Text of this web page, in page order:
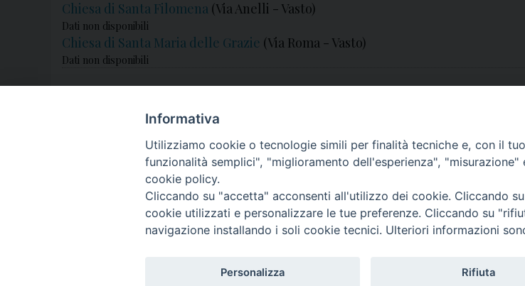
Chiesa di Santa Filomena (Via Anelli - Vasto)
Dati non disponibili
Chiesa di Santa Maria delle Grazie (Via Roma - Vasto)
Dati non disponibili
COPYRIGHT 2020 ©
Informativa
Utilizziamo cookie o tecnologie simili per finalità tecniche e, con il
funzionalità semplici", "miglioramento dell'esperienza",
cookie policy.
Cliccando su "accetta" acconsenti all'utilizzo dei cookie. Cliccando
cookie utilizzati e personalizzare le tue preferenze. Cliccando su
navigazione installando i soli cookie tecnici. Ulteriori informazioni
Personalizza Rifiuta